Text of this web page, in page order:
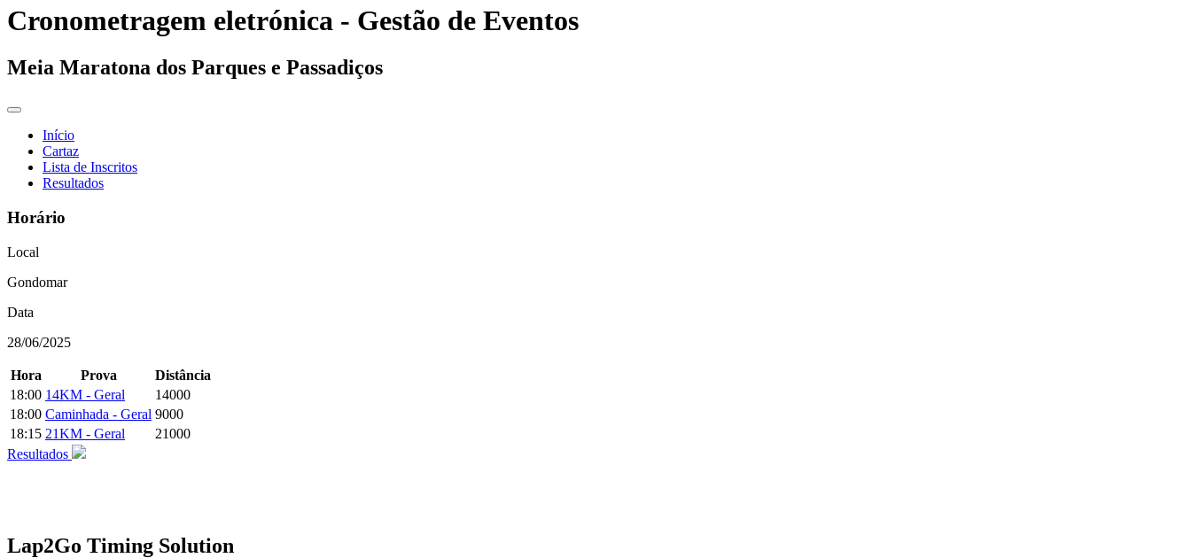
Cronometragem eletrónica - Gestão de Eventos
Meia Maratona dos Parques e Passadiços
Início
Cartaz
Lista de Inscritos
Resultados
Horário
Local
Gondomar
Data
28/06/2025
Hora Prova
Distância
18:00 14KM - Geral
14000
18:00 Caminhada - Geral 9000
18:15 21KM - Geral
21000
Resultados
Lap2Go Timing Solution